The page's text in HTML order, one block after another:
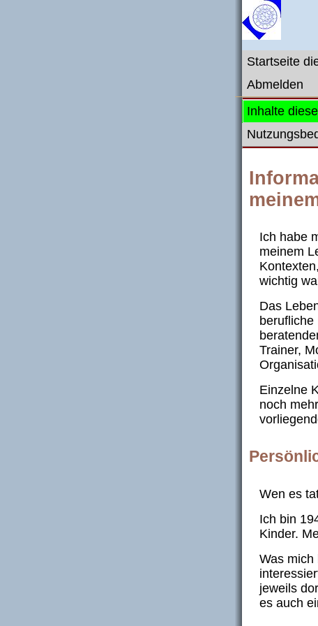
Startseite
Abmelden
Inhalte
Ich habe
meinem
wichtig
Das
Trainer,
Einzelne
noch
Wen es
Ich bin
Kinder.
Was mich
jeweils
es auch